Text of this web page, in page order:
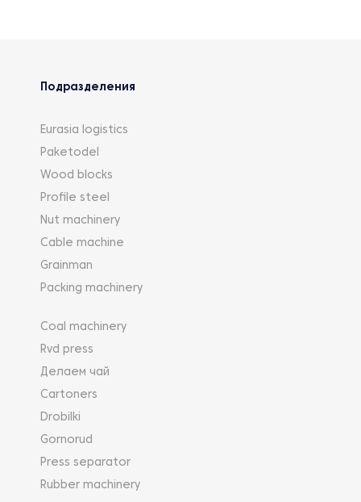
Подразделения
Eurasia logistics
Paketodel
Wood blocks
Profile steel
Nut machinery
Cable machine
Grainman
Packing machinery
Coal machinery
Rvd press
Делаем чай
Cartoners
Drobilki
Gornorud
Press separator
Rubber machinery